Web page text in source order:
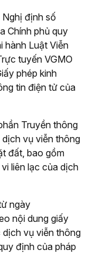
định số
Chính phủ quy
hành Luật Viễn
tuyến VGMO
phép kinh
tin điện tử của
Truyền thông
vụ viễn thông
đất, bao gồm
liên lạc của dịch
ngày
nội dung giấy
vụ viễn thông
định của pháp